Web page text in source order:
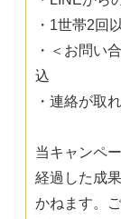
・1世帯2回
・＜お問い
込
・連絡が取
当キャンペ
経過した成
かねます。